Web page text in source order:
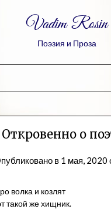
Vadim Rosin
Поэзия и Проза
Откровенно о
в 1 мая, 2020
волка и козлят
такой же хищник.